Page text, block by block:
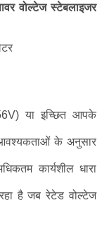
वोल्टेज स्टेबलाइजर
या इच्छित आपके
के अनुसार
कार्यशील धारा
है जब रेटेड वोल्टेज